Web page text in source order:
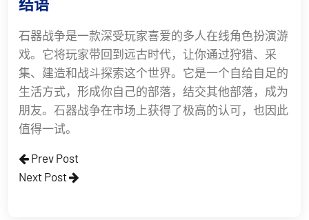
石器战争是一款深受玩家喜爱的多人在线角色扮演游
戏。它将玩家带回到远古时代，让你通过狩猎、采
集、建造和战斗探索这个世界。它是一个自给自足的
生活方式，形成你自己的部落，结交其他部落，成为
朋友。石器战争在市场上获得了极高的认可，也因此
值得一试。
Prev Post
Next Post